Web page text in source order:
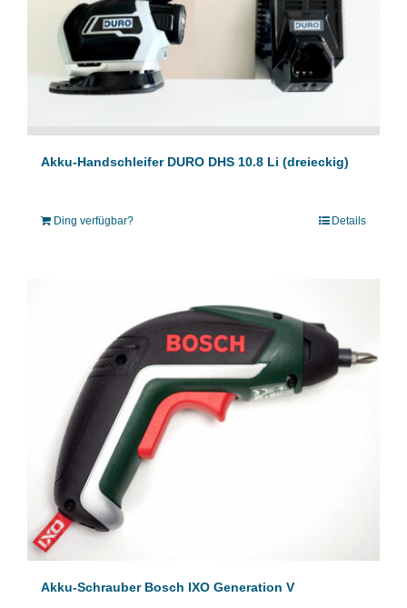
Akku-Handschleifer DURO DHS 10.8 Li (dreieckig)
Ding verfügbar? Details
Akku-Schrauber Bosch IXO Generation V